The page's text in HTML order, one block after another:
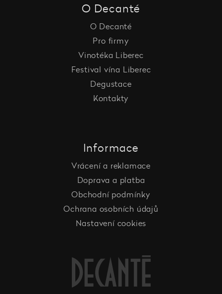
O Decanté
O Decanté
Pro firmy
Vinotéka Liberec
Festival vína Liberec
Degustace
Kontakty
Informace
Vrácení a reklamace
Doprava a platba
Obchodní podmínky
Ochrana osobních údajů
Nastavení cookies